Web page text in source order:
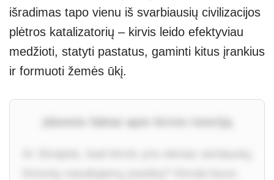
išradimas tapo vienu iš svarbiausių civilizacijos
plėtros katalizatorių – kirvis leido efektyviau
medžioti, statyti pastatus, gaminti kitus įrankius
ir formuoti žemės ūkį.
Įdomūs faktai apie kirvio istoriją